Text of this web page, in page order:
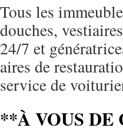
Tous les
douches,
24/7 et
aires de
service de
**À VOUS